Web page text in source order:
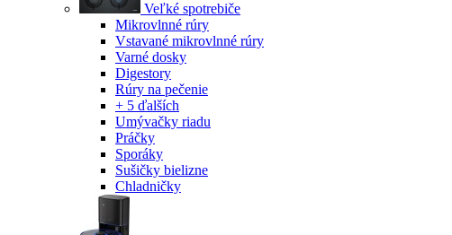
Veľké spotrebiče
Mikrovlnné rúry
Vstavané mikrovlnné rúry
Varné dosky
Digestory
Rúry na pečenie
+ 5 ďalších
Umývačky riadu
Práčky
Sporáky
Sušičky bielizne
Chladničky